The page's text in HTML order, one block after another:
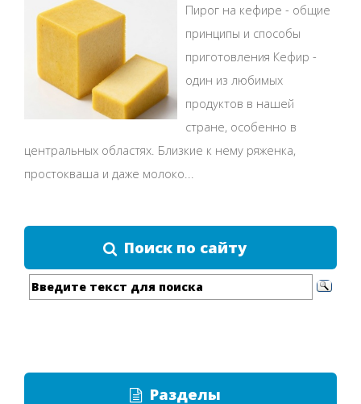
Пирог на кефире - общие
принципы и способы
приготовления Кефир -
один из любимых
продуктов в нашей
стране, особенно в
центральных областях. Близкие к нему ряженка,
простокваша и даже молоко...
Поиск по сайту
Разделы